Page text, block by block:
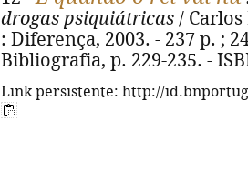
drogas psiquiátricas / Carlos
: Diferença, 2003. - 237 p. ;
Bibliografia, p. 229-235. -
Link persistente: http://